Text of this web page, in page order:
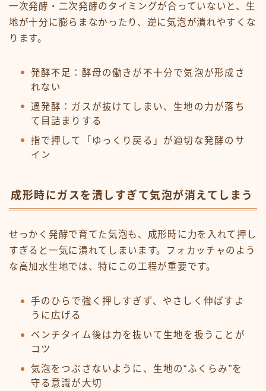
一次発酵・二次発酵のタイミングが合っていないと、生
地が十分に膨らまなかったり、逆に気泡が潰れやすくな
ります。
発酵不足：酵母の働きが不十分で気泡が形成さ
れない
過発酵：ガスが抜けてしまい、生地の力が落ち
て目詰まりする
指で押して「ゆっくり戻る」が適切な発酵のサ
イン
成形時にガスを潰しすぎて気泡が消えてしまう
せっかく発酵で育てた気泡も、成形時に力を入れて押し
すぎると一気に潰れてしまいます。フォカッチャのよう
な高加水生地では、特にこの工程が重要です。
手のひらで強く押しすぎず、やさしく伸ばすよ
うに広げる
ベンチタイム後は力を抜いて生地を扱うことが
コツ
気泡をつぶさないように、生地の“ふくらみ”を
守る意識が大切